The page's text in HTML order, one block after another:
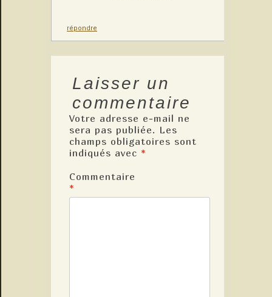
répondre
Laisser un
commentaire
Votre adresse e-mail ne
sera pas publiée. Les
champs obligatoires sont
indiqués avec *
Commentaire
*